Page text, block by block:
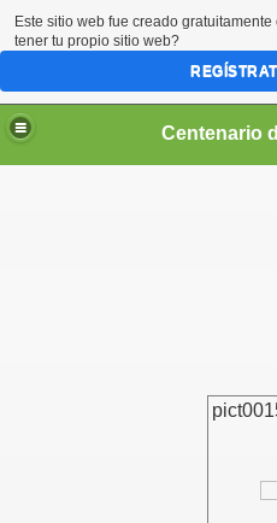
Este sitio web fue creado gratuitamente
tener tu propio sitio web?